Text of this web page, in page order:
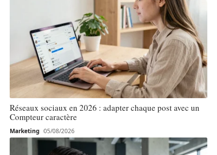
Réseaux sociaux en 2026 : adapter chaque post avec un
Compteur caractère
Marketing 05/08/2026